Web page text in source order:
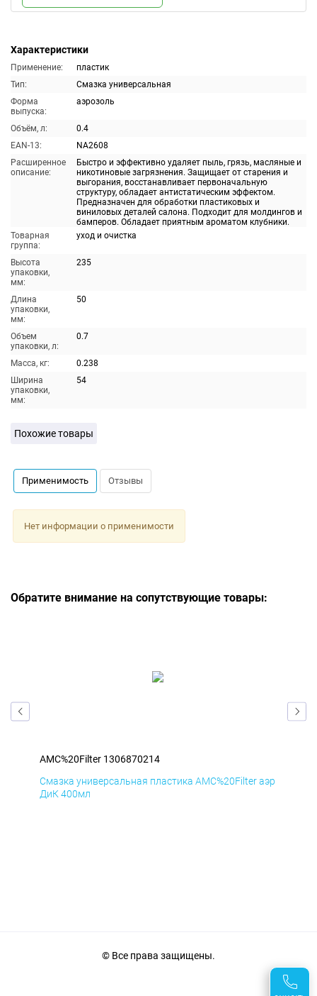
Характеристики
Применение:
пластик
Тип:
Смазка универсальная
Форма
выпуска:
аэрозоль
Объём, л:
0.4
EAN-13:
NA2608
Расширенное
описание:
Быстро и эффективно удаляет пыль, грязь, масляные и
никотиновые загрязнения. Защищает от старения и
выгорания, восстанавливает первоначальную
структуру, обладает антистатическим эффектом.
Предназначен для обработки пластиковых и
виниловых деталей салона. Подходит для молдингов и
бамперов. Обладает приятным ароматом клубники.
Товарная
группа:
уход и очистка
Высота
упаковки,
мм:
235
Длина
упаковки,
мм:
50
Объем
упаковки, л:
0.7
Масса, кг:
0.238
Ширина
упаковки,
мм:
54
Похожие товары
Применимость Отзывы
Нет информации о применимости
Обратите внимание на сопутствующие товары:
AMC%20Filter 1306870214
Смазка универсальная пластика AMC%20Filter аэр
ДиК 400мл
© Все права защищены.